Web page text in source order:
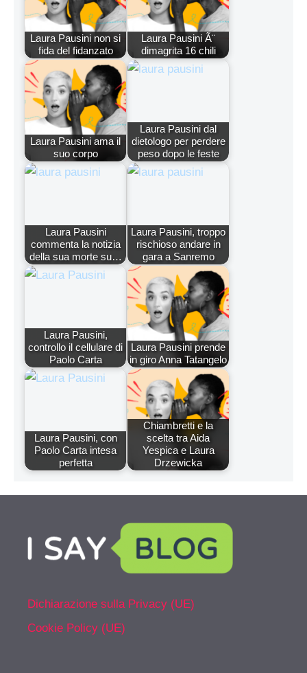
Laura Pausini non si
fida del fidanzato
Laura Pausini Ã¨
dimagrita 16 chili
Laura Pausini ama il
suo corpo
Laura Pausini dal
dietologo per perdere
peso dopo le feste
Laura Pausini
commenta la notizia
della sua morte su…
Laura Pausini, troppo
rischioso andare in
gara a Sanremo
Laura Pausini,
controllo il cellulare di
Paolo Carta
Laura Pausini prende
in giro Anna Tatangelo
Laura Pausini, con
Paolo Carta intesa
perfetta
Chiambretti e la
scelta tra Aida
Yespica e Laura
Drzewicka
Dichiarazione sulla Privacy (UE)
Cookie Policy (UE)